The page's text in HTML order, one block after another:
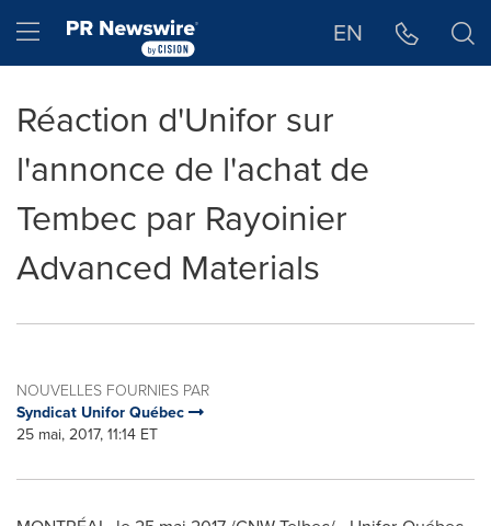
Hamburger menu EN
Réaction d'Unifor sur
l'annonce de l'achat de
Tembec par Rayoinier
Advanced Materials
NOUVELLES FOURNIES PAR
Syndicat Unifor Québec
25 mai, 2017, 11:14 ET